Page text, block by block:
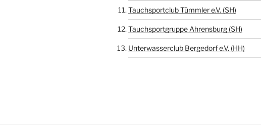
Tauchsportclub Tümmler e.V. (SH)
Tauchsportgruppe Ahrensburg (SH)
Unterwasserclub Bergedorf e.V. (HH)